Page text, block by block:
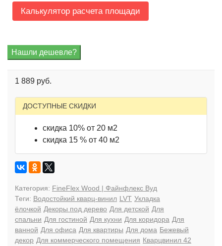
Калькулятор расчета площади
1 889 руб.
ДОСТУПНЫЕ СКИДКИ
скидка 10% от 20 м2
скидка 15 % от 40 м2
Категория: FineFlex Wood | Файнфлекс Вуд
Теги: Водостойкий кварц-винил LVT Укладка
ёлочкой Декоры под дерево Для детской Для
спальни Для гостиной Для кухни Для коридора Для
ванной Для офиса Для квартиры Для дома Бежевый
декор Для коммерческого помещения Кварцвинил 42